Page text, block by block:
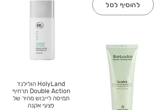
HolyLand הולילנד
Double Action תרחיף
תמיסה לייבוש מהיר של
פצעי אקנה
להוסיף לסל